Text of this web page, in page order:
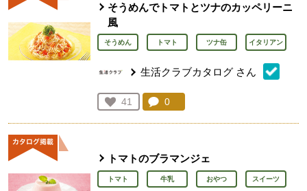
そうめんでトマトとツナのカッペリーニ
風
そうめん トマト ツナ缶 イタリアン
生活クラブカタログ さん
お気に入り登録：
41
人が登録
コメント：
0
トマトのブラマンジェ
トマト 牛乳 おやつ スイーツ